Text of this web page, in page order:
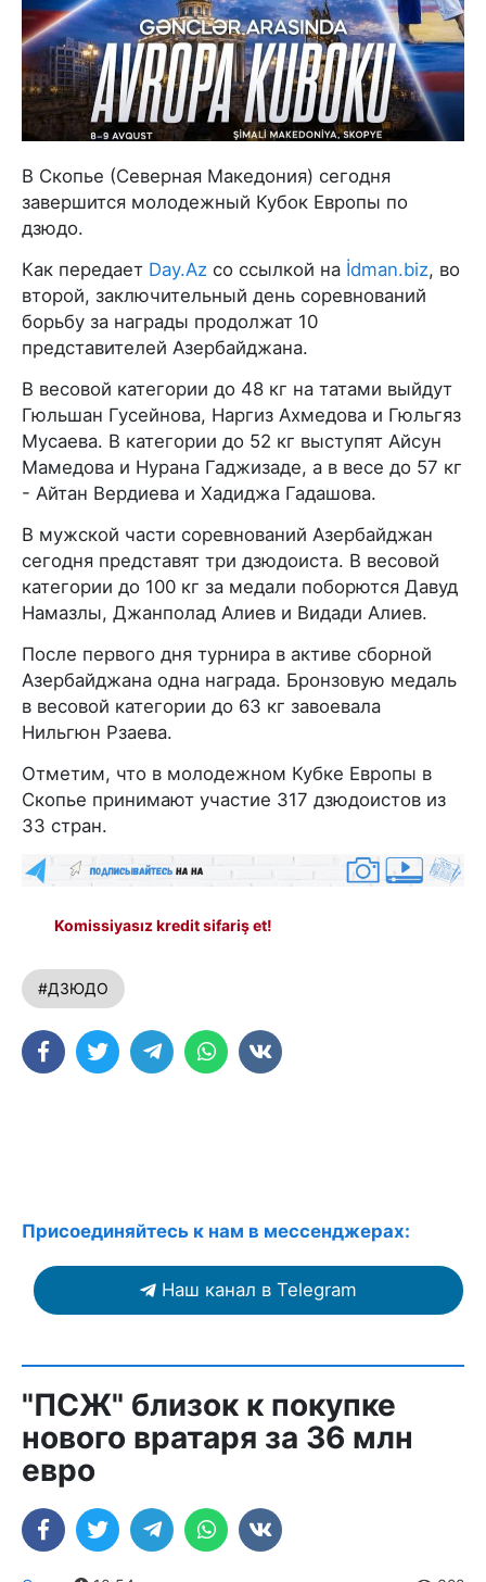
В Скопье (Северная Македония) сегодня
завершится молодежный Кубок Европы по
дзюдо.
Как передает Day.Az со ссылкой на İdman.biz, во
второй, заключительный день соревнований
борьбу за награды продолжат 10
представителей Азербайджана.
В весовой категории до 48 кг на татами выйдут
Гюльшан Гусейнова, Наргиз Ахмедова и Гюльгяз
Мусаева. В категории до 52 кг выступят Айсун
Мамедова и Нурана Гаджизаде, а в весе до 57 кг
- Айтан Вердиева и Хадиджа Гадашова.
В мужской части соревнований Азербайджан
сегодня представят три дзюдоиста. В весовой
категории до 100 кг за медали поборются Давуд
Намазлы, Джанполад Алиев и Видади Алиев.
После первого дня турнира в активе сборной
Азербайджана одна награда. Бронзовую медаль
в весовой категории до 63 кг завоевала
Нильгюн Рзаева.
Отметим, что в молодежном Кубке Европы в
Скопье принимают участие 317 дзюдоистов из
33 стран.
Komissiyasız kredit sifariş et!
#ДЗЮДО
Присоединяйтесь к нам в мессенджерах:
Наш канал в Telegram
"ПСЖ" близок к покупке
нового вратаря за 36 млн
евро